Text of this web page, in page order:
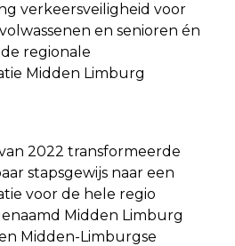
verkeersveiligheid voor
en senioren én
regionale
Midden Limburg
2022 transformeerde
stapsgewijs naar een
voor de hele regio
Midden Limburg
Midden-Limburgse